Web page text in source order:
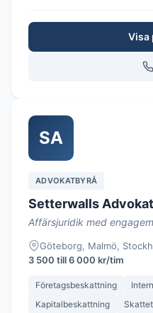
Visa
SA
ADVOKATBYRÅ
Setterwalls
Affärsjuridik med
Göteborg, Malmö,
3 500 till 6 000 kr/tim
Företagsbeskattning
Kapitalbeskattning